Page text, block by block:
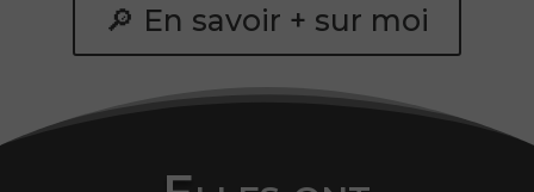
🔎 En savoir + sur moi